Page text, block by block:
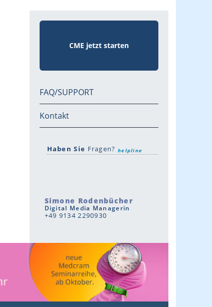
CME jetzt starten
FAQ/SUPPORT
Kontakt
Haben Sie Fragen? helpline
Simone Rodenbücher
Digital Media Managerin
+49 9134 2290930